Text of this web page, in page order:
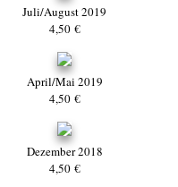
Juli/August 2019
4,50 €
April/Mai 2019
4,50 €
Dezember 2018
4,50 €